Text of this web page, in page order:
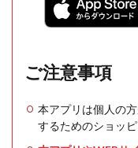
ご注意事項
本アプリは個人の
するためのショッ